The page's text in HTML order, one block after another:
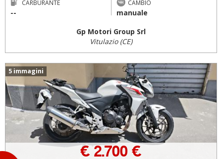
CARBURANTE
--
CAMBIO
manuale
Gp Motori Group Srl
Vitulazio (CE)
5 immagini
€ 2.700 €